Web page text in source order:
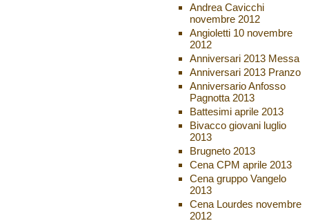
Andrea Cavicchi
novembre 2012
Angioletti 10 novembre
2012
Anniversari 2013 Messa
Anniversari 2013 Pranzo
Anniversario Anfosso
Pagnotta 2013
Battesimi aprile 2013
Bivacco giovani luglio
2013
Brugneto 2013
Cena CPM aprile 2013
Cena gruppo Vangelo
2013
Cena Lourdes novembre
2012